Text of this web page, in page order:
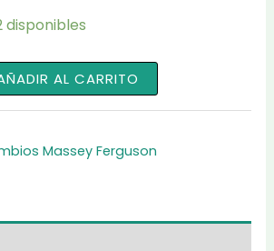
disponibles
AL CARRITO
Massey Ferguson